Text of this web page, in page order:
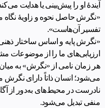
آیندۀ او را پیش‌بینی یا هدایت
«نگرش حاصل نحوه و زاویۀ
تفسیر آن‌هاست».
«نگرش پایه و اساس ساختار
ارزیابی‌های ما را از
هر زمان نامی از «نگرش» به
می‌شود؛ انسان ذاتاً دارای
نادرست در محیط‌های به‌دور از
منفی تبدیل می‌شود.